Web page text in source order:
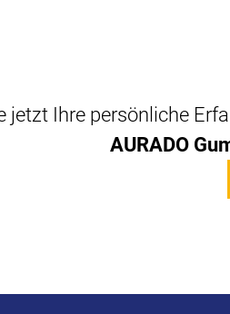
jetzt Ihre persönliche
AURADO